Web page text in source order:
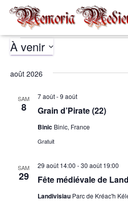
Évènements
À venir
une
août 2026
SAM
8 Grain d’Pirate (22)
7 août-9 août
Binic Binic, France
Gratuit
SAM
29 Fête médiévale de
29 août 14:00 -30 août 19:00
Landivisiau Parc de Kréac'h